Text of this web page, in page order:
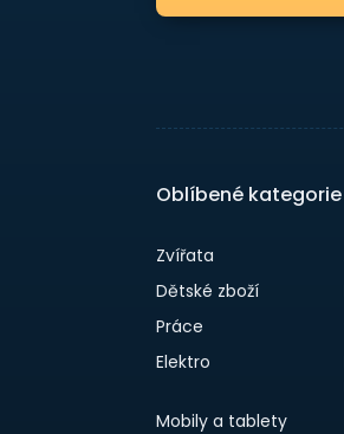
Oblíbené kategorie
Zvířata
Dětské zboží
Práce
Elektro
Mobily a tablety